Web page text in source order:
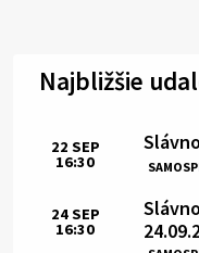
Najbližšie
Čas:
22 SEP
16:30
Čas:
24SEP
16:30